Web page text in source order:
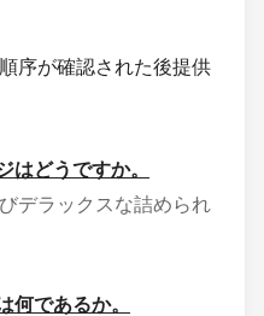
序が確認された後提供
はどうですか。
デラックスな詰められ
何であるか。